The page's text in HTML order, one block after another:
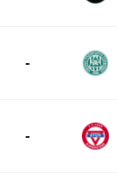
-
-